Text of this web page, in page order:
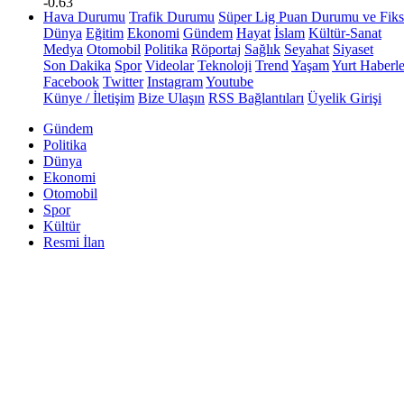
Hava Durumu Trafik Durumu Süper Lig Puan Durumu ve
Dünya Eğitim Ekonomi Gündem Hayat İslam Kültür-Sanat
Medya Otomobil Politika Röportaj Sağlık Seyahat Siyaset
Son Dakika Spor Videolar Teknoloji Trend YaşamYurt
Facebook Twitter InstagramYoutube
Künye / İletişim Bize Ulaşın RSS Bağlantıları Üyelik Girişi
Gündem
Politika
Dünya
Ekonomi
Otomobil
Spor
Kültür
Resmi İlan